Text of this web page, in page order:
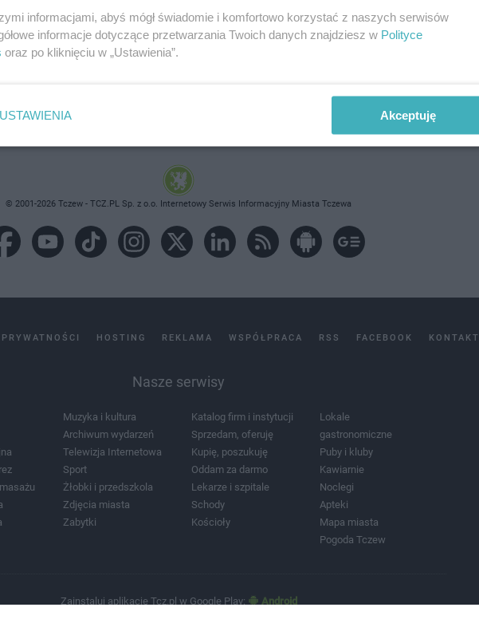
© 2001-2026 Tczew - TCZ.PL Sp. z o.o. Internetowy Serwis Informacyjny Miasta Tczewa
HOSTING REKLAMA WSPÓŁPRACA RSS FACEBOOK KONTAKT
Nasze serwisy
Muzyka i kultura
Archiwum wydarzeń
Telewizja Internetowa
Sport
Żłobki i przedszkola
Zdjęcia miasta
Zabytki
Katalog firm i instytucji
Sprzedam, oferuję
Kupię, poszukuję
Oddam za darmo
Lekarze i szpitale
Schody
Kościoły
Lokale
gastronomiczne
Puby i kluby
Kawiarnie
Noclegi
Apteki
Mapa miasta
Pogoda Tczew
Zainstaluj aplikację Tcz.pl w Google Play: Android
informacjami, abyś mógł świadomie i komfortowo korzystać z naszych serwisów
informacje dotyczące przetwarzania Twoich danych znajdziesz w Polityce
oraz po kliknięciu w „Ustawienia”.
USTAWIENIA Akceptuję